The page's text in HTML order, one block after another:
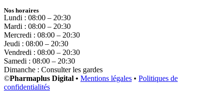
Nos horaires
Lundi : 08:00 – 20:30
Mardi : 08:00 – 20:30
Mercredi : 08:00 – 20:30
Jeudi : 08:00 – 20:30
Vendredi : 08:00 – 20:30
Samedi : 08:00 – 20:30
Dimanche : Consulter les gardes
©Pharmaplus Digital • Mentions légales • Politiques de
confidentialités